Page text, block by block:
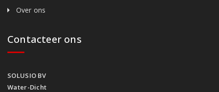
Over ons
Contacteer ons
SOLUSIO BV
Water-Dicht